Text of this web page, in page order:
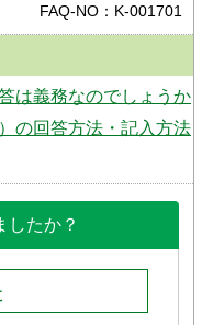
FAQ-NO：K-001701
は義務なのでしょうか
の回答方法・記入方法
したか？